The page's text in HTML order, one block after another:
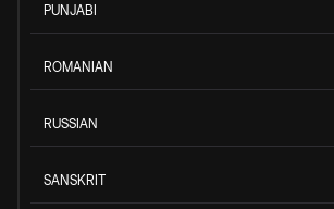
PUNJABI
ROMANIAN
RUSSIAN
SANSKRIT